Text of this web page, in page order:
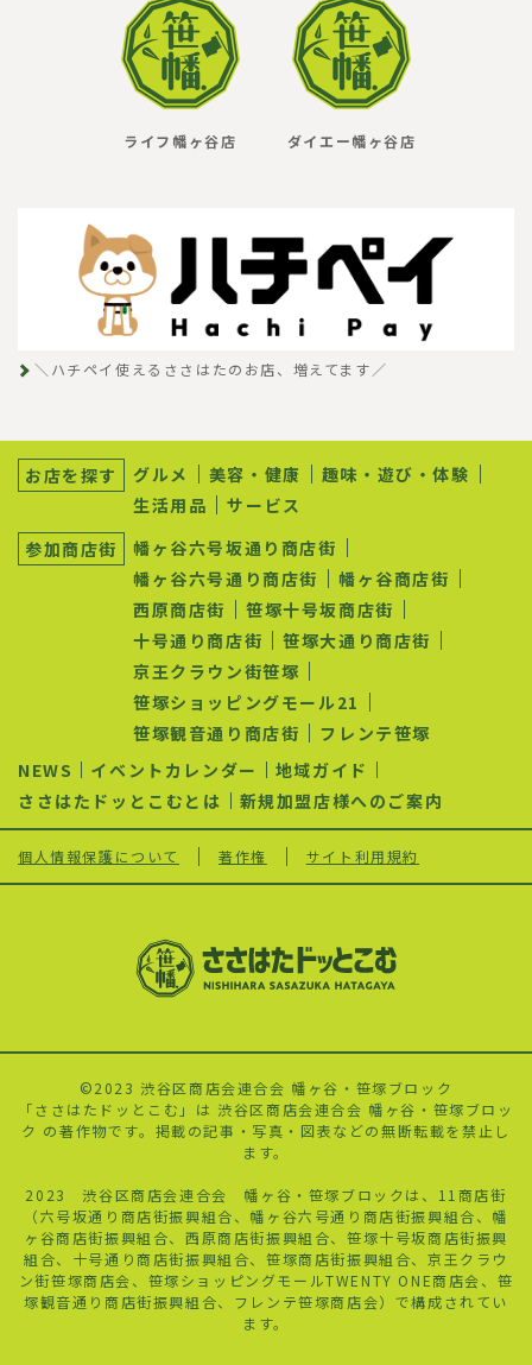
ライフ幡ヶ谷店 ダイエー幡ヶ谷店
＼ハチペイ使えるささはたのお店、増えてます／
サ
ナ
ゲ
ー
お店を探す グルメ 美容・健康
趣味・遊び・体験
生活用品
サービス
参加商店街
幡ヶ谷六号坂通り商店街
幡ヶ谷六号通り商店街
幡ヶ谷商店街
西原商店街
笹塚十号坂商店街
十号通り商店街
笹塚大通り商店街
京王クラウン街笹塚
笹塚ショッピングモール21
笹塚観音通り商店街
フレンテ笹塚
NEWS
イベントカレンダー
地域ガイド
ささはたドッとこむとは
新規加盟店様へのご案内
個人情報保護について 著作権 サイト利用規約
©2023 渋谷区商店会連合会 幡ヶ谷・笹塚ブロック
「ささはたドッとこむ」は 渋谷区商店会連合会 幡ヶ谷・笹塚ブロッ
ク の著作物です。掲載の記事・写真・図表などの無断転載を禁止し
ます。
2023 渋谷区商店会連合会 幡ヶ谷・笹塚ブロックは、11商店街
（六号坂通り商店街振興組合、幡ヶ谷六号通り商店街振興組合、幡
ヶ谷商店街振興組合、西原商店街振興組合、 笹塚十号坂商店街振興
組合、十号通り商店街振興組合、笹塚商店街振興組合、京王クラウ
ン街笹塚商店会、笹塚ショッピングモールTWENTY ONE商店会、笹
塚観音通り商店街振興組合、フレンテ笹塚商店会）で構成されてい
ます。